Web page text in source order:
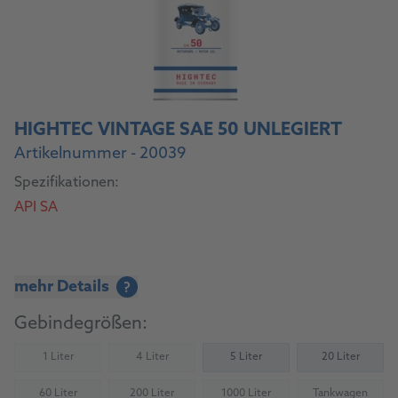
HIGHTEC VINTAGE SAE 50 UNLEGIERT
Artikelnummer - 20039
Spezifikationen:
API SA
mehr Details ?
Gebindegrößen:
1 Liter(Nicht verfügbar) 4 Liter
(Nicht verfügbar)5 Liter 20 Liter
60 Liter 200 Liter 1000 Liter Tankwagen